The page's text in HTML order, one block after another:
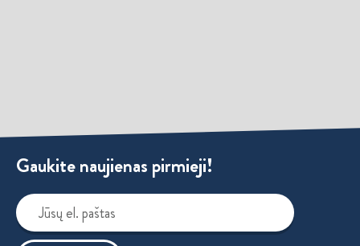
Gaukite naujienas pirmieji!